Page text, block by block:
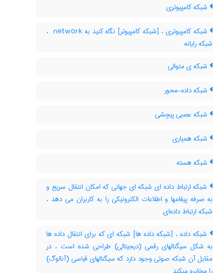
شبکه کامپیوتری
شبکه کامپیوتری ، [شبکه کامپیوتر] نگاه کنید به ‎ network ،
شبکه رایانه
شبکه ی متوالی
شبکه داده-محور
شبکه عصبی پیچشی
شبکه همیاری
شبکه هسته
شبکه ارتباط داده ای شبکه ای جهانی که امکان انتقال سریع و
به صرفه پیغامها و اطلاعات الکترونیکی را به کاربران می دهد ،
شبکه ارتباط داده‌ای
شبکه داده ، [شبکه داده ها] شبکه ای که برای انتقال داده ها
به شکل سیگنالهای رقمی (دیجیتالی) طراحی شده است ، در
مقابل آن شبکه صوتی وجود دارد که سیگنالهای قیاسی (آنالوگ)